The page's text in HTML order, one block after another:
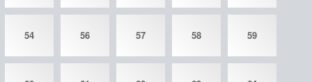
54 56 57 58 59